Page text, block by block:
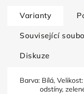
Varianty
Související
Diskuze
Barva: Bílá,
odstíny,